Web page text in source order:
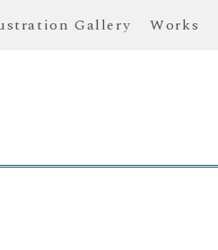
Gallery Works